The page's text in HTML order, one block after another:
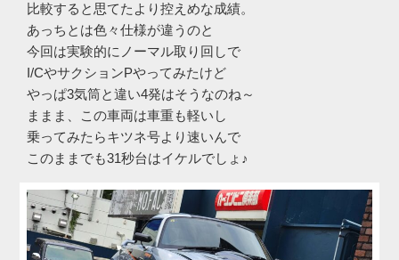
比較すると思てたより控えめな成績。
あっちとは色々仕様が違うのと
今回は実験的にノーマル取り回しで
I/CやサクションPやってみたけど
やっぱ3気筒と違い4発はそうなのね～
ままま、この車両は車重も軽いし
乗ってみたらキツネ号より速いんで
このままでも31秒台はイケルでしょ♪